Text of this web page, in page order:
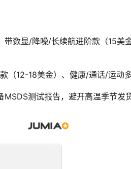
数显/降噪/长续航进阶款（15
（12-18美金）、健康/通话/运
测试报告，避开高温季节发